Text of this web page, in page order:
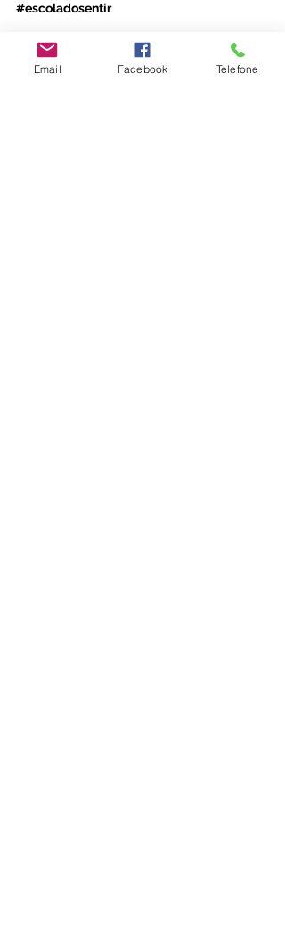
#escoladosentir
Email Facebook Telefone